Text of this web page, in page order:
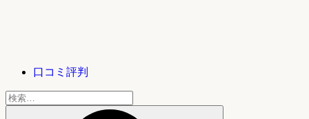
口コミ評判
検
索: